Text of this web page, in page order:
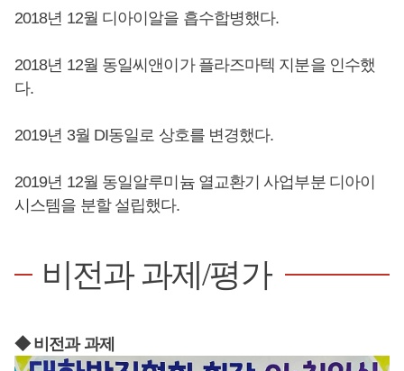
2018년 12월 디아이알을 흡수합병했다.
2018년 12월 동일씨앤이가 플라즈마텍 지분을 인수했
다.
2019년 3월 DI동일로 상호를 변경했다.
2019년 12월 동일알루미늄 열교환기 사업부분 디아이
시스템을 분할 설립했다.
비전과 과제/평가
◆ 비전과 과제